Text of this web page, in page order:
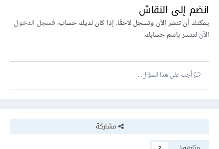
انضم إلى النقاش
يمكنك أن تنشر الآن وتسجل لاحقًا. إذا كان لديك حساب،فسجل الدخول
الآنلتنشر باسم حسابك.
أجب على هذا السؤال...
مشاركة